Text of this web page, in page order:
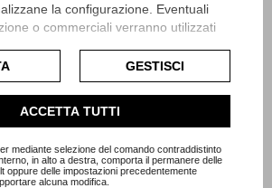
la configurazione. Eventuali
o commerciali verranno utilizzati
consentito, potrebbero essere utilizzati
gli annunci pubblicitari. Per ulteriori
Google utilizza i dati raccolti,
sulla privacy di Google
cookie completa.
GESTISCI
ACCETTA TUTTI
mediante selezione del comando contraddistinto
in alto a destra, comporta il permanere delle
oppure delle impostazioni precedentemente
alcuna modifica.
pre
€
Rolex
Patrizzi - Mai Lucidato
Referenza 16520
Prezzo
40.000,00 €